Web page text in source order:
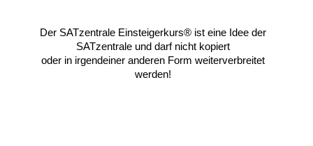
Der SATzentrale Einsteigerkurs® ist eine Idee der
SATzentrale und darf nicht kopiert
oder in irgendeiner anderen Form weiterverbreitet
werden!